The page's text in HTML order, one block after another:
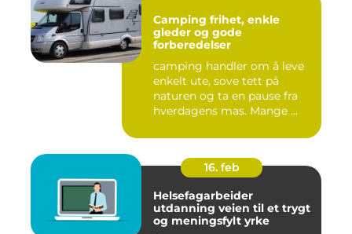
Camping frihet, enkle
gleder og gode
forberedelser
camping handler om å leve
enkelt ute, sove tett på
naturen og ta en pause fra
hverdagens mas. Mange ...
16. feb
Helsefagarbeider
utdanning veien til et trygt
og meningsfylt yrke